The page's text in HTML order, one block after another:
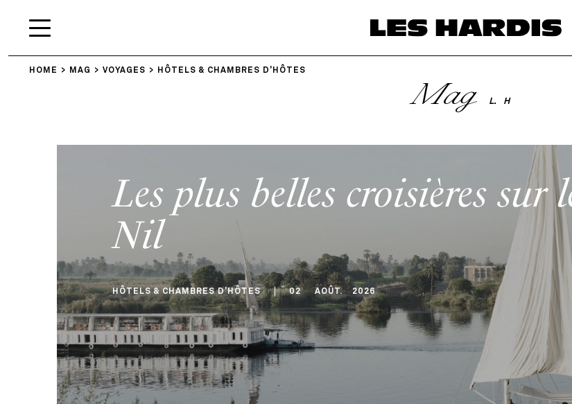
HOME MAG VOYAGES HÔTELS & CHAMBRES D'HÔTES
Mag L. H
Les plus belles croisières sur
Nil
HÔTELS & CHAMBRES D'HÔTES 02 AOÛT. 2026